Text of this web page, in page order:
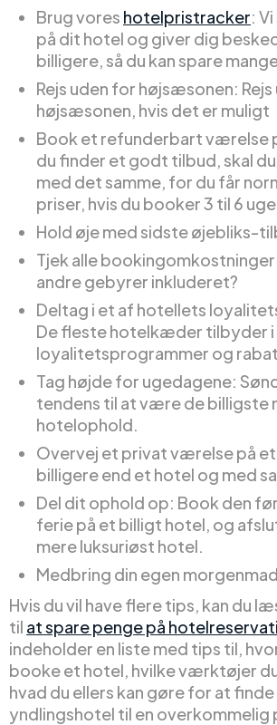
Brug vores hotelpristracker:
på dit hotel og giver dig
billigere, så du kan spare
Rejs uden for højsæsonen:
højsæsonen, hvis det er muligt
Book et refunderbart værelse
du finder et godt tilbud, skal
med det samme, for du får
priser, hvis du booker 3 til 6
Hold øje med sidste øjebliks-
Tjek alle
andre gebyrer inkluderet?
Deltag i et af hotellets
De fleste hotelkæder tilbyder i
loyalitetsprogrammer og
Tag højde for ugedagene:
tendens til at være de
hotelophold.
Overvej et privat værelse på
billigere end et hotel og med
Del dit ophold op: Book den
ferie på et billigt hotel, og
mere luksuriøst hotel.
Medbring din egen morgenmad
Hvis du vil have flere tips, kan du
til at spare penge på
indeholder en liste med tips til,
booke et hotel, hvilke værktøjer
hvad du ellers kan gøre for at
yndlingshotel til en overkommelig